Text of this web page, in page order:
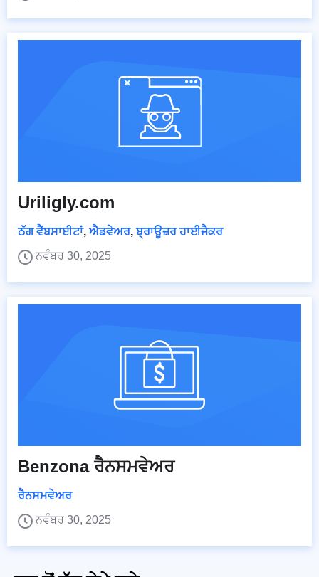
Uriligly.com
ਠੱਗ ਵੈੱਬਸਾਈਟਾਂ, ਐਡਵੇਅਰ,ਬ੍ਰਾਊਜ਼ਰ ਹਾਈਜੈਕਰ
ਨਵੰਬਰ 30, 2025
Benzona ਰੈਨਸਮਵੇਅਰ
ਰੈਨਸਮਵੇਅਰ
ਨਵੰਬਰ 30, 2025